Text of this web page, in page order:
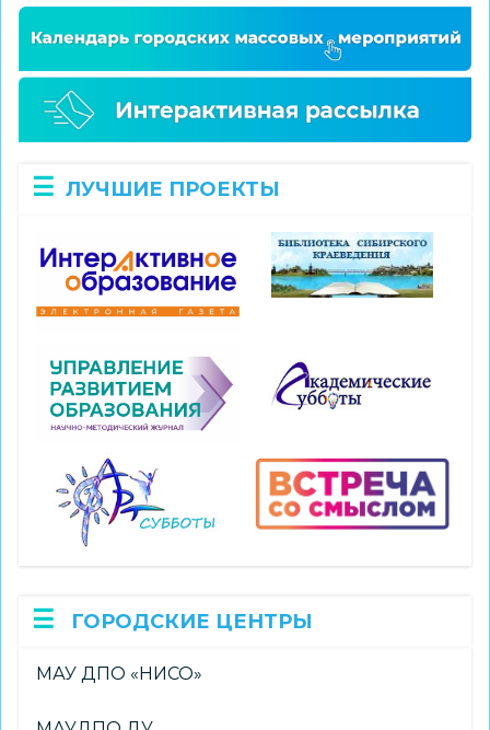
ЛУЧШИЕ ПРОЕКТЫ
ГОРОДСКИЕ ЦЕНТРЫ
МАУ ДПО «НИСО»